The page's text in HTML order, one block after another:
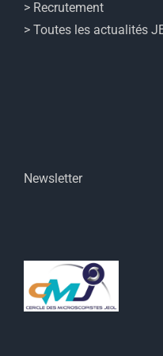
> Recrutement
> Toutes les actualités
Newsletter